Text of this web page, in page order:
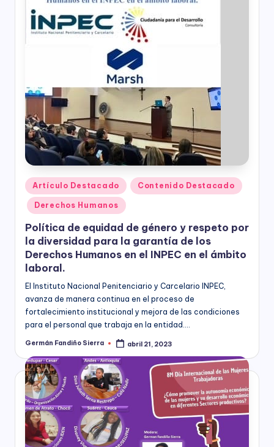
el
D
e
s
a
rr
o
ll
o
C
o
n
s
ul
t
o
rí
a
ciudadanía,
cultura
ciudadana,
diligencia.
trabajar
en
la
construcción
ciudadanía
para
la
construcción
de
paz,
el
desarrollo
socioeconómico,
cultural
político
país,
la
Fundación
Bogotá
Mía
ofrece
para
Publicado
en
Artículo Destacado Contenido Destacado
Derechos Humanos
Política de equidad de género y respeto por
la diversidad para la garantía de los
Derechos Humanos en el INPEC en el ámbito
laboral.
El Instituto Nacional Penitenciario y Carcelario INPEC,
avanza de manera continua en el proceso de
fortalecimiento institucional y mejora de las condiciones
para el personal que trabaja en la entidad.…
Publicado
Germán Fandiño Sierra abril 21, 2023